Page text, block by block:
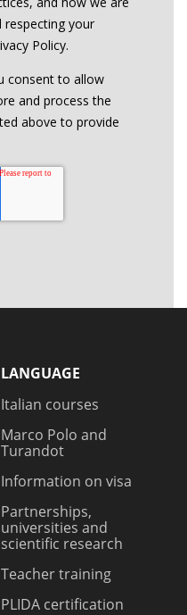
LANGUAGE
Italian courses
Marco Polo and
Turandot
Information on visa
Partnerships,
universities and
scientific research
Teacher training
PLIDA certification